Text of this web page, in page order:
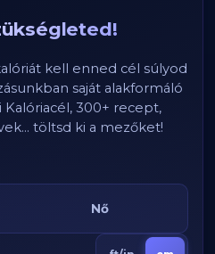
kell enned cél súlyod
saját alakformáló
Kalóriacél, 300+ recept,
töltsd ki a mezőket!
Nő